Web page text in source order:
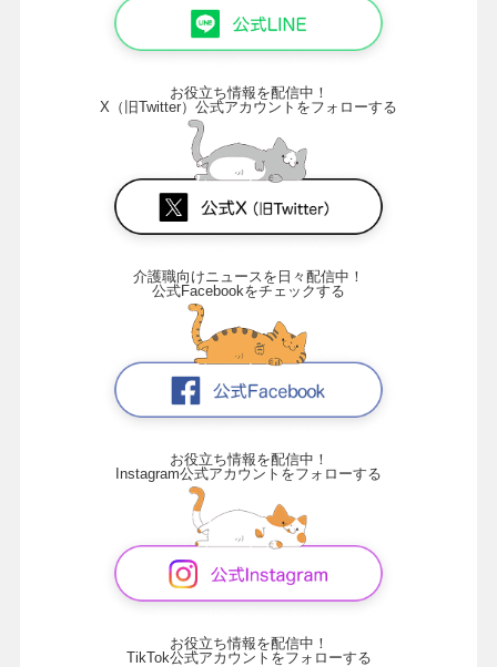
お役立ち情報を配信中！
X（旧Twitter）公式アカウントをフォローする
介護職向けニュースを日々配信中！
公式Facebookをチェックする
お役立ち情報を配信中！
Instagram公式アカウントをフォローする
お役立ち情報を配信中！
TikTok公式アカウントをフォローする